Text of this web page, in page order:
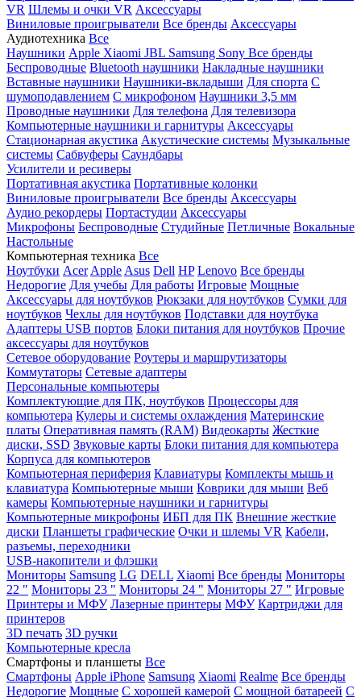
VR Шлемы и очки VR Аксессуары
Виниловые проигрыватели Все бренды Аксессуары
Аудиотехника Все
Наушники Apple Xiaomi JBL Samsung Sony Все бренды
Беспроводные Bluetooth наушники Накладные наушники
Вставные наушники Наушники-вкладыши Для спорта С
шумоподавлением С микрофоном Наушники 3,5 мм
Проводные наушники Для телефона Для телевизора
Компьютерные наушники и гарнитуры Аксессуары
Стационарная акустика Акустические системы Музыкальные
системы Сабвуферы Саундбары
Усилители и ресиверы
Портативная акустика Портативные колонки
Виниловые проигрыватели Все бренды Аксессуары
Аудио рекордеры Портастудии Аксессуары
Микрофоны Беспроводные Студийные Петличные Вокальные
Настольные
Компьютерная техника Все
Ноутбуки Acer Apple Asus Dell HP Lenovo Все бренды
Недорогие Для учебы Для работы Игровые Мощные
Аксессуары для ноутбуков Рюкзаки для ноутбуков Сумки для
ноутбуков Чехлы для ноутбуков Подставки для ноутбука
Адаптеры USB портов Блоки питания для ноутбуков Прочие
аксессуары для ноутбуков
Сетевое оборудование Роутеры и маршрутизаторы
Коммутаторы Сетевые адаптеры
Персональные компьютеры
Комплектующие для ПК, ноутбуков Процессоры для
компьютера Кулеры и системы охлаждения Материнские
платы Оперативная память (RAM) Видеокарты Жесткие
диски, SSD Звуковые карты Блоки питания для компьютера
Корпуса для компьютеров
Компьютерная периферия Клавиатуры Комплекты мышь и
клавиатура Компьютерные мыши Коврики для мыши Веб
камеры Компьютерные наушники и гарнитуры
Компьютерные микрофоны ИБП для ПК Внешние жесткие
диски Планшеты графические Очки и шлемы VR Кабели,
разъемы, переходники
USB-накопители и флэшки
Мониторы Samsung LG DELL Xiaomi Все бренды Мониторы
22 " Мониторы 23 " Мониторы 24 " Мониторы 27 " Игровые
Принтеры и МФУ Лазерные принтеры МФУ Картриджи для
принтеров
3D печать 3D ручки
Компьютерные кресла
Смартфоны и планшеты Все
Смартфоны Apple iPhone Samsung Xiaomi Realme Все бренды
Недорогие Мощные С хорошей камерой С мощной батареей С